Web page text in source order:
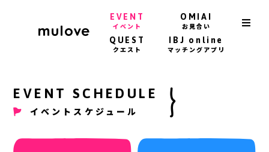
EVENT
イベント
OMIAI
お見合い
QUEST
クエスト
IBJ online
マッチングアプリ
EVENT SCHEDULE
イベントスケジュール